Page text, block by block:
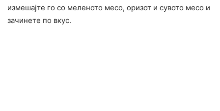
измешајте го со меленото месо, оризот и сувото месо и
зачинете по вкус.